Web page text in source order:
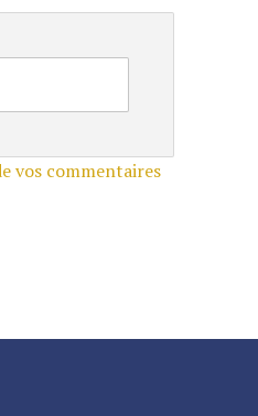
vos commentaires